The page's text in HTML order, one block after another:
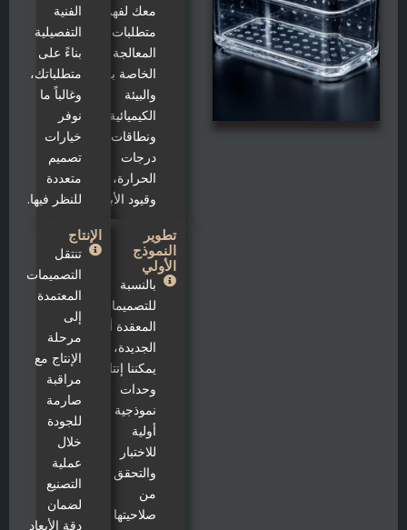
معك لفهم
متطلبات
المعالجة
الخاصة بك،
والبيئة
الكيميائية،
ونطاقات
درجات
الحرارة،
وقيود الأبعاد.
الفنية
التفصيلية
بناءً على
متطلباتك،
وغالباً ما
نوفر
خيارات
تصميم
متعددة
للنظر فيها.
تطوير
النموذج
الأولي
بالنسبة
للتصميمات
المعقدة أو
الجديدة،
يمكننا إنتاج
وحدات
نموذجية
أولية
للاختبار
والتحقق
من
صلاحيتها
الإنتاج
تنتقل
التصميمات
المعتمدة
إلى
مرحلة
الإنتاج مع
مراقبة
صارمة
للجودة
خلال
عملية
التصنيع
لضمان
دقة الأبعاد